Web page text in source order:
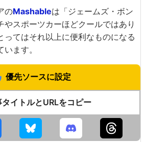
のMashableは「ジェームズ・ボン
やスポーツカーほどクールではあり
ってはそれ以上に便利なものになる
ます。
優先ソースに設定
イトルとURLをコピー